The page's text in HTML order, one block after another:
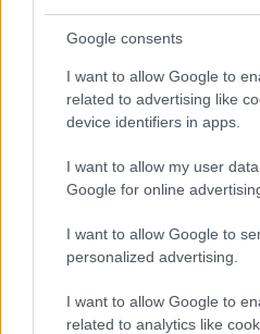
Google consents
I want to allow Google to
related to advertising like
device identifiers in apps.
I want to allow my user
Google for online
I want to allow Google to
personalized advertising.
I want to allow Google to
related to analytics like
NECROLOGIE
Mario Malu